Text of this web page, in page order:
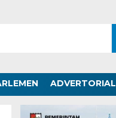
ADVERTORIAL